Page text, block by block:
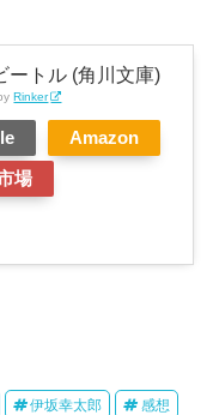
ートル (角川文庫)
Rinker
Amazon
場
伊坂幸太郎 感想